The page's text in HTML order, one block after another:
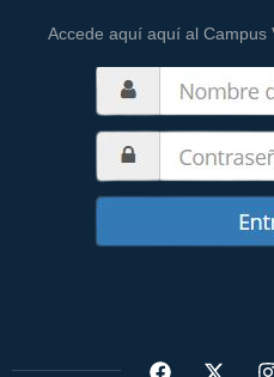
Accede aquí aquí al Campus